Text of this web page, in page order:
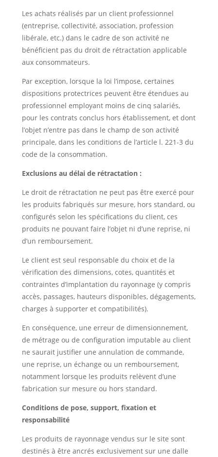
Les achats réalisés par un client professionnel
(entreprise, collectivité, association, profession
libérale, etc.) dans le cadre de son activité ne
bénéficient pas du droit de rétractation applicable
aux consommateurs.
Par exception, lorsque la loi l’impose, certaines
dispositions protectrices peuvent être étendues au
professionnel employant moins de cinq salariés,
pour les contrats conclus hors établissement, et dont
l’objet n’entre pas dans le champ de son activité
principale, dans les conditions de l’article l. 221-3 du
code de la consommation.
Exclusions au délai de rétractation :
Le droit de rétractation ne peut pas être exercé pour
les produits fabriqués sur mesure, hors standard, ou
configurés selon les spécifications du client, ces
produits ne pouvant faire l’objet ni d’une reprise, ni
d’un remboursement.
Le client est seul responsable du choix et de la
vérification des dimensions, cotes, quantités et
contraintes d’implantation du rayonnage (y compris
accès, passages, hauteurs disponibles, dégagements,
charges à supporter et compatibilités).
En conséquence, une erreur de dimensionnement,
de métrage ou de configuration imputable au client
ne saurait justifier une annulation de commande,
une reprise, un échange ou un remboursement,
notamment lorsque les produits relèvent d’une
fabrication sur mesure ou hors standard.
Conditions de pose, support, fixation et
responsabilité
Les produits de rayonnage vendus sur le site sont
destinés à être ancrés exclusivement sur une dalle